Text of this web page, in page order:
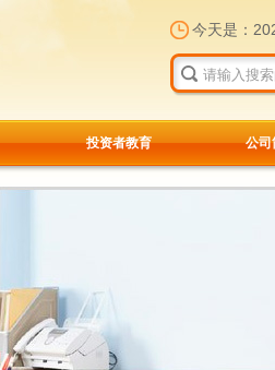
今天是：
投资者教育 公司